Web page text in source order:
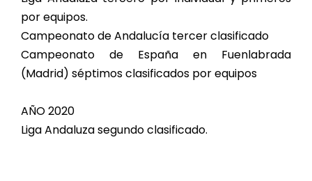
por equipos.
Campeonato de Andalucía tercer clasificado
Campeonato de España en Fuenlabrada
(Madrid) séptimos clasificados por equipos
AÑO 2020
Liga Andaluza segundo clasificado.